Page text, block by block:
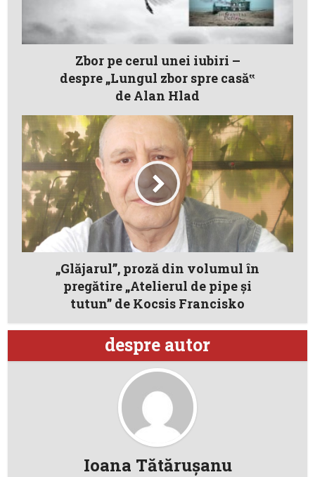
Zbor pe cerul unei iubiri –
despre „Lungul zbor spre casă‟
de Alan Hlad
„Glăjarul”, proză din volumul în
pregătire „Atelierul de pipe şi
tutun” de Kocsis Francisko
despre autor
Ioana Tătăruşanu